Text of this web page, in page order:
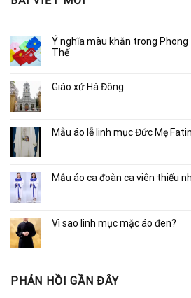
Ý nghĩa màu khăn trong
Thể
Giáo xứ Hà Đông
Mẫu áo lễ linh mục Đức Mẹ
Mẫu áo ca đoàn ca viên thiếu
Vì sao linh mục mặc áo đen?
PHẢN HỒI GẦN ĐÂY